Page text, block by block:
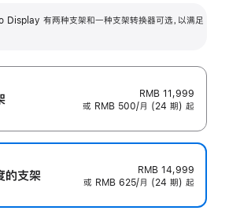
Display 有两种支架和一种支架转换器可选，以满足
RMB 11,999
或 RMB 500/月 (24 期) 起
的支‍架
RMB 14,999
或 RMB 625/月 (24 期) 起